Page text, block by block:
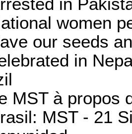
in
women
our seeds
in
MST à propos
MST - 21